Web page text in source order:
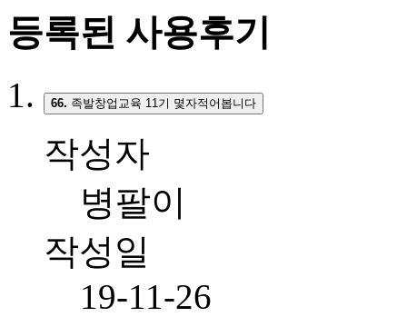
등록된 사용후기
66. 족발창업교육 11기 몇자적어봅니다
작성자
병팔이
작성일
19-11-26